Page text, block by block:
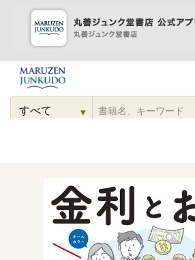
コンテンツに
進む
検
▾